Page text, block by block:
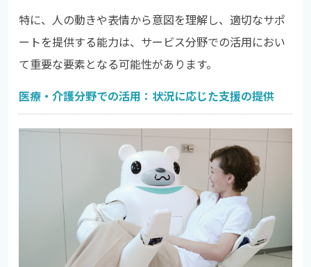
特に、人の動きや表情から意図を理解し、適切なサポ
ートを提供する能力は、サービス分野での活用におい
て重要な要素となる可能性があります。
医療・介護分野での活用：状況に応じた支援の提供